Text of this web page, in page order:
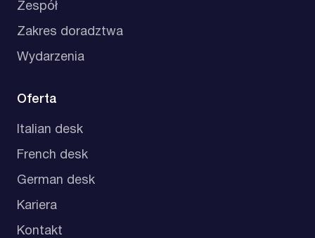
Zespół
Zakres doradztwa
Wydarzenia
Oferta
Italian desk
French desk
German desk
Kariera
Kontakt